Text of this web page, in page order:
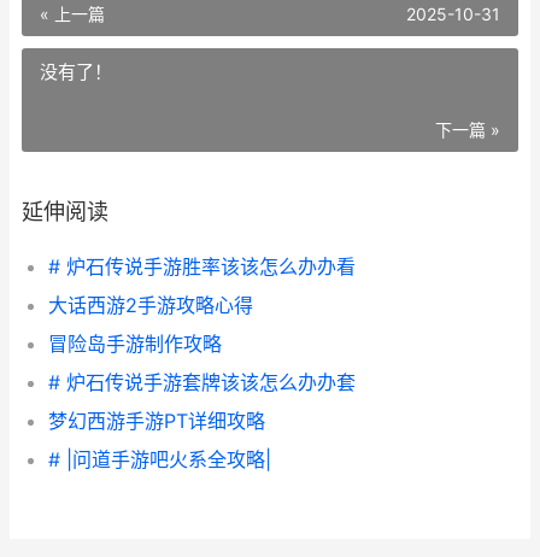
« 上一篇 2025-10-31
没有了！
下一篇 »
延伸阅读
# 炉石传说手游胜率该该怎么办办看
大话西游2手游攻略心得
冒险岛手游制作攻略
# 炉石传说手游套牌该该怎么办办套
梦幻西游手游PT详细攻略
# |问道手游吧火系全攻略|